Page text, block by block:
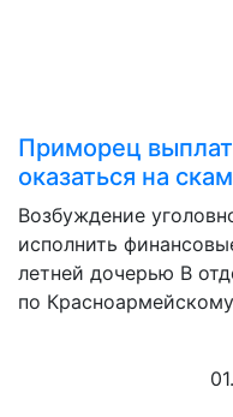
Приморец
оказаться на
Возбуждение
исполнить
летней дочерью В
по